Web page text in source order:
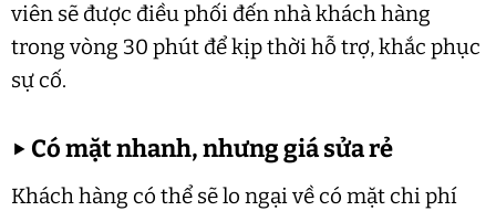
viên sẽ được điều phối đến nhà khách hàng
trong vòng 30 phút để kịp thời hỗ trợ, khắc phục
sự cố.
▶ Có mặt nhanh, nhưng giá sửa rẻ
Khách hàng có thể sẽ lo ngại về có mặt chi phí